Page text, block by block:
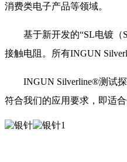
消费类电子产品等领域。
基于新开发的“SL电镀（
接触电阻。所有INGUN
INGUN Silverline®测试
符合我们的应用要求，即适